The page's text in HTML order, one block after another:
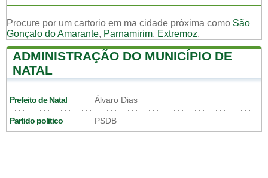
Procure por um cartorio em ma cidade próxima como São
Gonçalo do Amarante, Parnamirim, Extremoz.
ADMINISTRAÇÃO DO MUNICÍPIO DE
NATAL
Prefeito de Natal Álvaro Dias
Partido politico PSDB